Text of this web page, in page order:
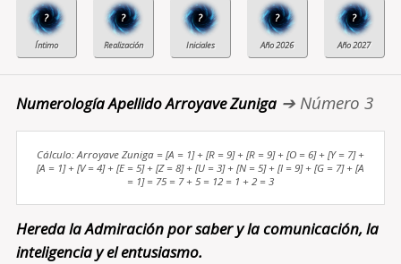
? ? ? ? ?
Numerología Apellido Arroyave Zuniga➔ Número 3
Cálculo: Arroyave Zuniga = [A = 1] + [R = 9] + [R = 9] + [O = 6] + [Y = 7] +
[A = 1] + [V = 4] + [E = 5] + [Z = 8] + [U = 3] + [N = 5] + [I = 9] + [G = 7] + [A
= 1] = 75 = 7 + 5 = 12 = 1 + 2 = 3
Hereda la Admiración por saber y la comunicación, la
inteligencia y el entusiasmo.